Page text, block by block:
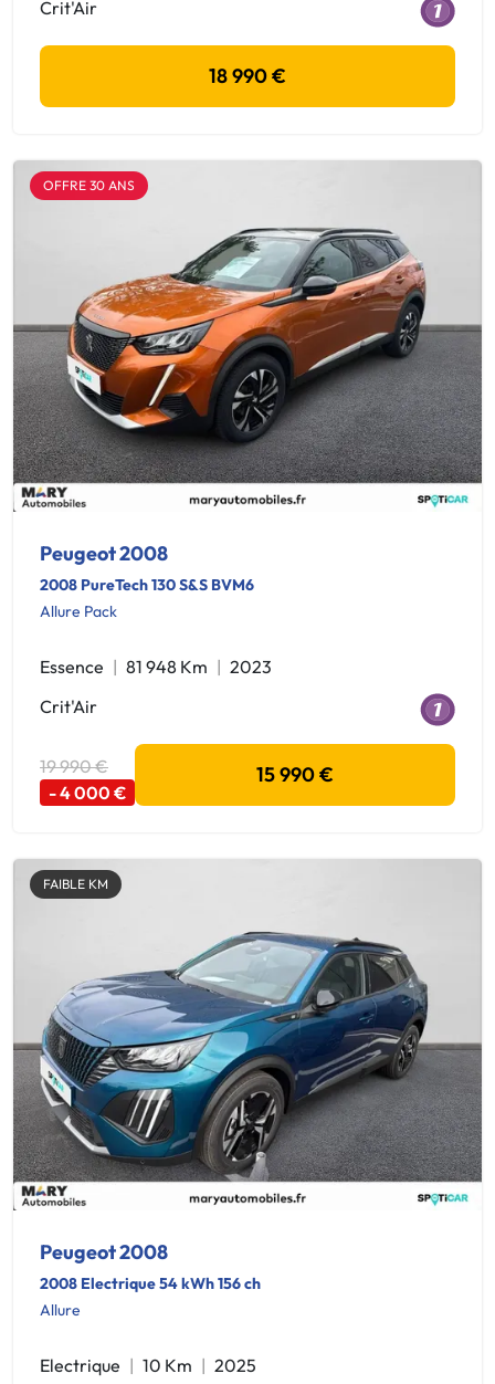
Crit'Air
18 990 €
OFFRE 30 ANS
Peugeot 2008
2008 PureTech 130 S&S BVM6
Allure Pack
Essence 81 948 Km
2023
Crit'Air
19 990 €
- 4 000 €
15 990 €
FAIBLE KM
Peugeot 2008
2008 Electrique 54 kWh 156 ch
Allure
Electrique 10 Km
2025